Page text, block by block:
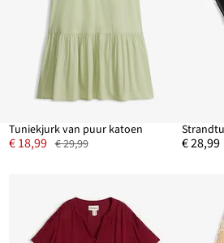
Tuniekjurk van puur katoen
€ 18,99 € 29,99 € 28,99